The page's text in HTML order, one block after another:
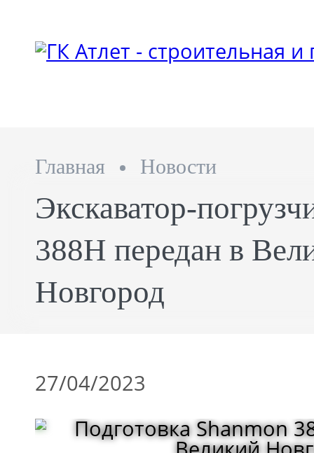
Главная Новости
Экскаватор-
388H передан в
Новгород
27/04/2023